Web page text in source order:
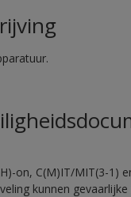
on, C(M)IT/MIT(3-1)
kunnen